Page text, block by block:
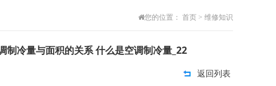
您的位置： 首页 > 维修知识
冷量与面积的关系 什么是空调制冷量_22
返回列表